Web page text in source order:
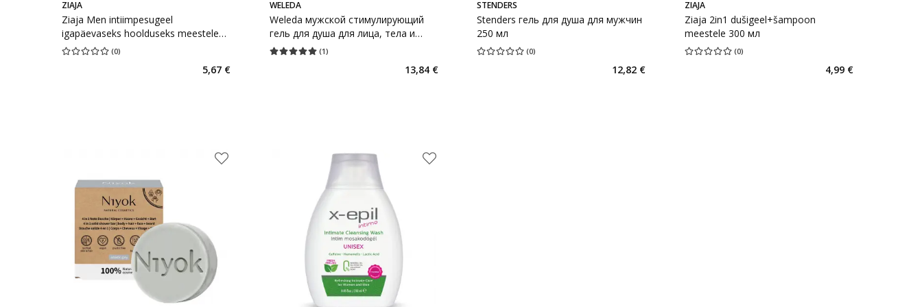
ZIAJA
Ziaja Men intiimpesugeel
igapäevaseks hoolduseks meestele
300 мл
(0)
Средняя оценка 0.00
5,67 €
WELEDA
Weleda мужской стимулирующий
гель для душа для лица, тела и
волос 200 мл
(1)
Средняя оценка 5.00
13,84 €
STENDERS
Stenders гель для душа для мужчин
250 мл
(0)
Средняя оценка 0.00
12,82 €
ZIAJA
Ziaja 2in1 dušigeel+šampoon
meestele 300 мл
(0)
Средняя оценка 0.00
4,99 €